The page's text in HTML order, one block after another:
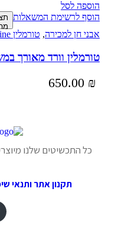
הוספה לסל
הוסף לרשימת המשאלות
אבני חן למכירה, טורמלין Tourmaline
טורמלין וורד מאורך במשקל
650.00 ₪
כל התכשיטים שלנו
תקנון אתר ותנאי